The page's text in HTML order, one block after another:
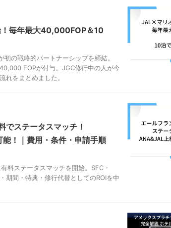
毎年最大40,000FOP＆10
の戦略的パートナーシップを締結。
FOPが付与。JGC修行中の人が今
れをまとめました。
でステータスマッチ！
！｜費用・条件・申請手順
料ステータスマッチを開始。SFC・
期間・特典・修行代替としてのROIを中